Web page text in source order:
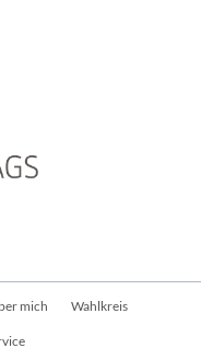
mich Wahlkreis